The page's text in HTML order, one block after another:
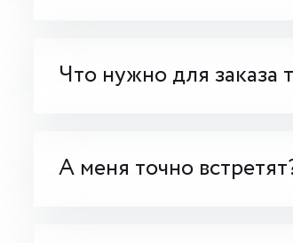
Что нужно для заказа
А меня точно